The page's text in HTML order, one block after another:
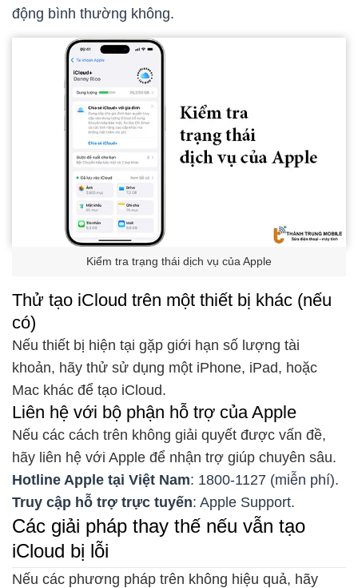
động bình thường không.
Kiểm tra trạng thái dịch vụ của Apple
Thử tạo iCloud trên một thiết bị khác (nếu
có)
Nếu thiết bị hiện tại gặp giới hạn số lượng tài
khoản, hãy thử sử dụng một iPhone, iPad, hoặc
Mac khác để tạo iCloud.
Liên hệ với bộ phận hỗ trợ của Apple
Nếu các cách trên không giải quyết được vấn đề,
hãy liên hệ với Apple để nhận trợ giúp chuyên sâu.
Hotline Apple tại Việt Nam: 1800-1127 (miễn phí).
Truy cập hỗ trợ trực tuyến: Apple Support.
Các giải pháp thay thế nếu vẫn tạo
iCloud bị lỗi
Nếu các phương pháp trên không hiệu quả, hãy